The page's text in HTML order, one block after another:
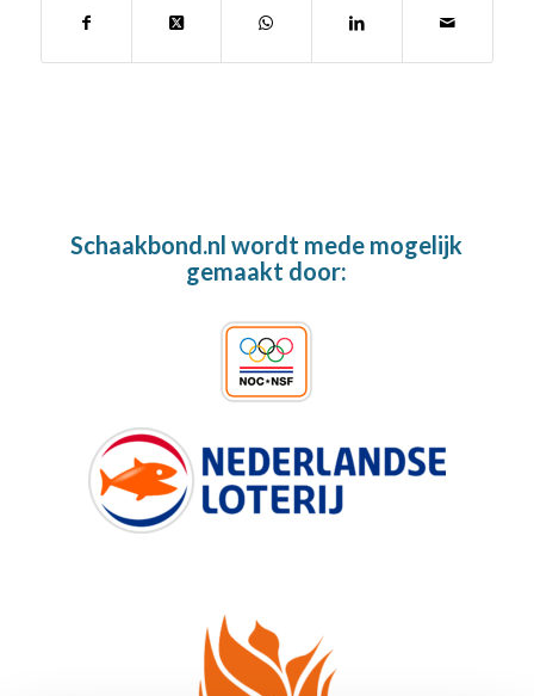
Schaakbond.nl wordt mede mogelijk
gemaakt door: